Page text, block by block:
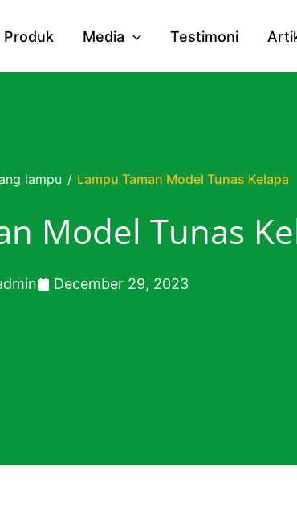
Produk Media Testimoni
lampu / Lampu Taman Model Tunas Kelapa
Model Tunas
December 29, 2023